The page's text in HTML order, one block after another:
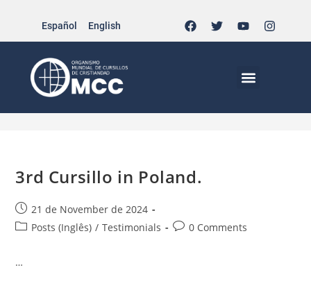
Español English
Daily Archives: 21 de
November de 2024
> 2024 > November >
3rd Cursillo in Poland.
21 de November de 2024
Posts (Inglês) / Testimonials 0 Comments
…